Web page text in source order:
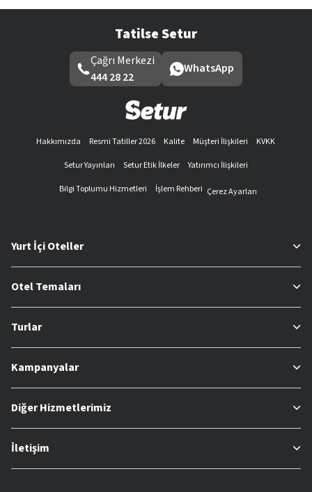
Tatilse Setur
Çağrı Merkezi
444 28 22
WhatsApp
Hakkımızda Resmi Tatiller 2026 Kalite Müşteri İlişkileri
KVKK
Setur Yayınları
Setur Etik İlkeler
Yatırımcı İlişkileri
Bilgi Toplumu Hizmetleri
İşlem Rehberi Çerez Ayarları
Yurt İçi Oteller
Otel Temaları
Turlar
Kampanyalar
Diğer Hizmetlerimiz
İletişim